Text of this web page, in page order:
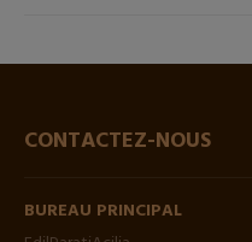
CONTACTEZ-NOUS
BUREAU PRINCIPAL